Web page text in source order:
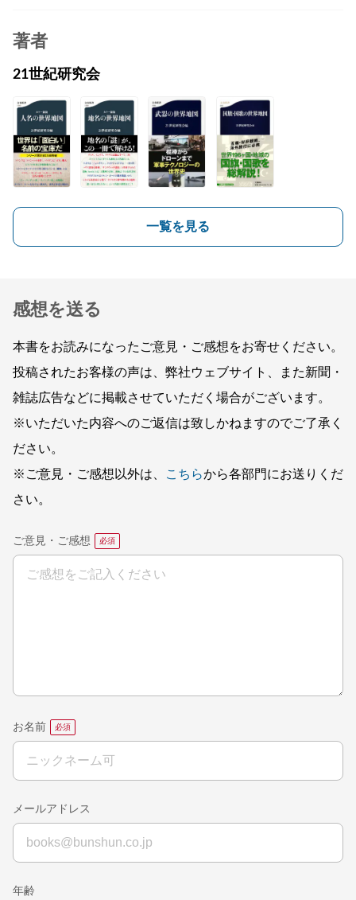
著者
21世紀研究会
一覧を見る
感想を送る
本書をお読みになったご意見・ご感想をお寄せください。
投稿されたお客様の声は、弊社ウェブサイト、また新聞・
雑誌広告などに掲載させていただく場合がございます。
※いただいた内容へのご返信は致しかねますのでご了承く
ださい。
※ご意見・ご感想以外は、
こちらから各部門にお送りくだ
さい。
ご意見・ご感想
お名前
メールアドレス
年齢